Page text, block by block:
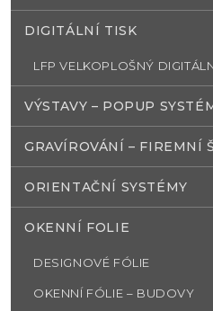
DIGITÁLNÍ TISK
LFP VELKOPLOŠNÝ
VÝSTAVY – POPUP
GRAVÍROVÁNÍ – FIREMNÍ
ORIENTAČNÍ SYSTÉMY
OKENNÍ FOLIE
DESIGNOVÉ FÓLIE
OKENNÍ FÓLIE – BUDOVY